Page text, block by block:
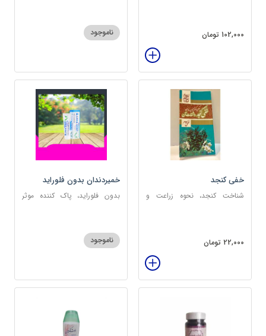
102,000 تومان ناموجود
خفی کنجد
شناخت کنجد، نحوه زراعت و
22,000 تومان
خمیردندان بدون فلوراید
آلفادنت
بدون فلوراید، پاک کننده موثر
ناموجود